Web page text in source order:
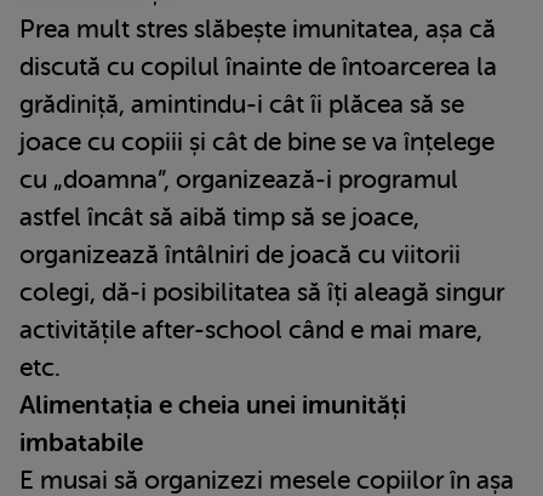
Prea mult stres slăbește imunitatea, așa că
discută cu copilul înainte de întoarcerea la
grădiniță, amintindu-i cât îi plăcea să se
joace cu copiii și cât de bine se va înțelege
cu „doamna”, organizează-i programul
astfel încât să aibă timp să se joace,
organizează întâlniri de joacă cu viitorii
colegi, dă-i posibilitatea să îți aleagă singur
activitățile after-school când e mai mare,
etc.
Alimentația e cheia unei imunități
imbatabile
E musai să organizezi mesele copiilor în așa